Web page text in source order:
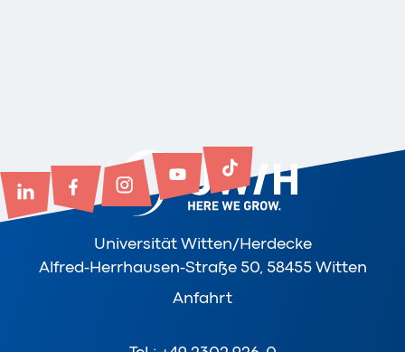
Universität Witten/Herdecke
Alfred-Herrhausen-Straße 50, 58455 Witten
Anfahrt